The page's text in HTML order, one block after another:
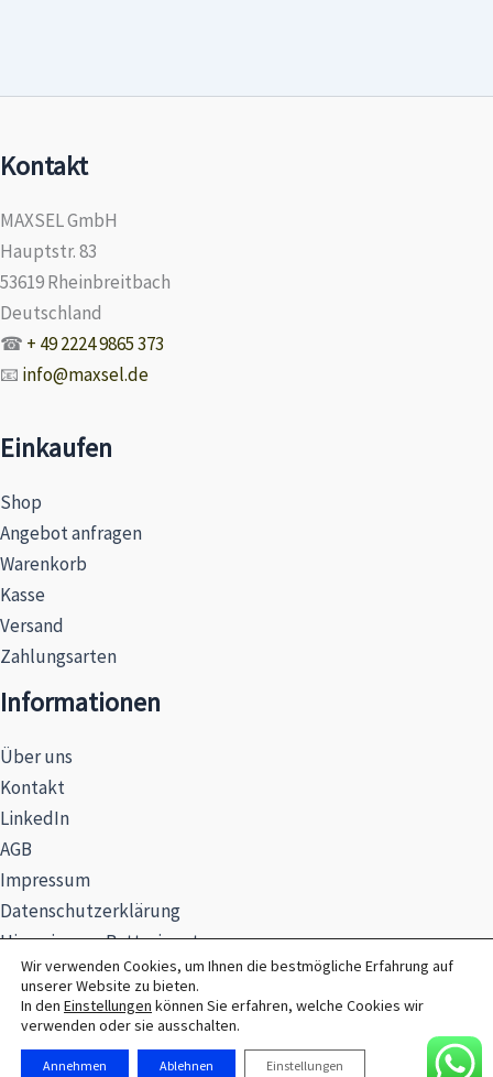
Kontakt
MAXSEL GmbH
Hauptstr. 83
53619 Rheinbreitbach
Deutschland
☎ + 49 2224 9865 373
📧 info@maxsel.de
Einkaufen
Shop
Angebot anfragen
Warenkorb
Kasse
Versand
Zahlungsarten
Informationen
Über uns
Kontakt
LinkedIn
AGB
Impressum
Datenschutzerklärung
Hinweise zur Batterieentsorgung
© 2026 MAXSEL GmbH
Wir verwenden Cookies, um Ihnen die bestmögliche Erfahrung auf
unserer Website zu bieten.
In den Einstellungen können Sie erfahren, welche Cookies wir
verwenden oder sie ausschalten.
Annehmen Ablehnen Einstellungen